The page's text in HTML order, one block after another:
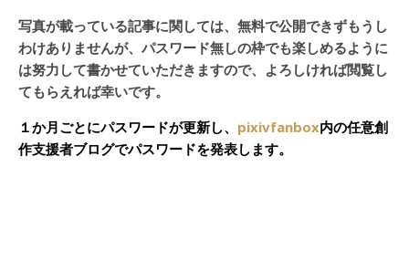
写真が載っている記事に関しては、無料で公開できずもうし
わけありませんが、パスワード無しの枠でも楽しめるように
は努力して書かせていただきますので、よろしければ閲覧し
てもらえれば幸いです。
１か月ごとにパスワードが更新し、 pixivfanbox内の任意創
作支援者ブログでパスワードを発表します。